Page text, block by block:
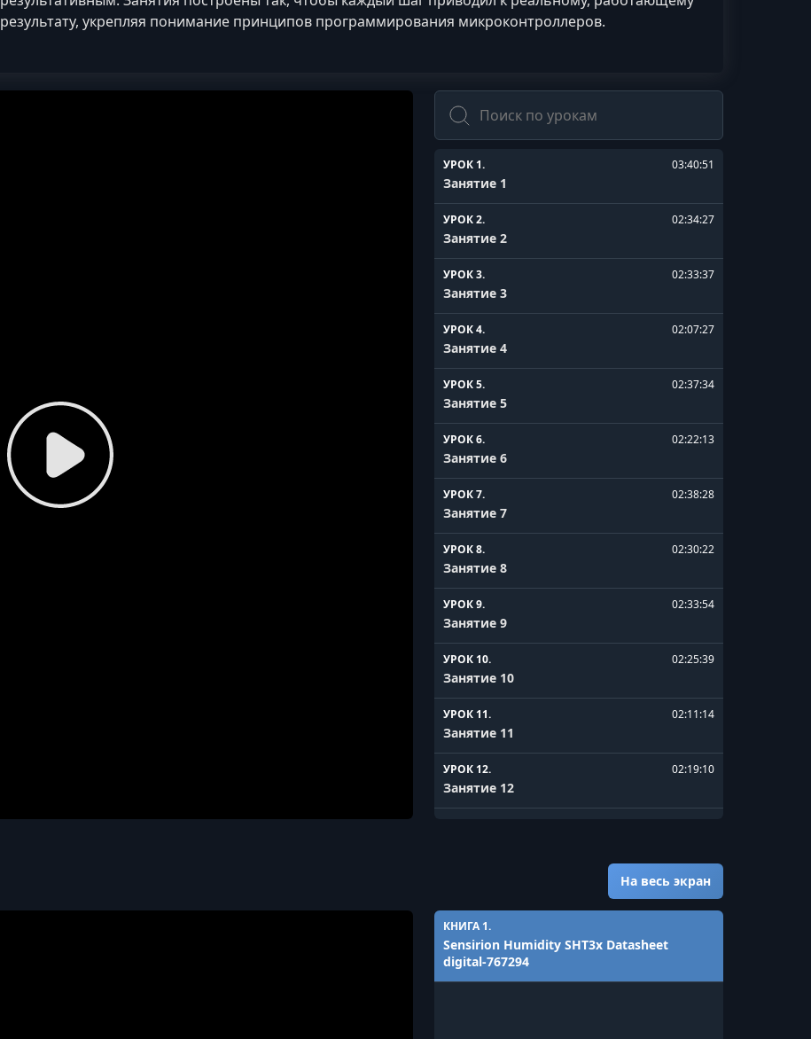
результату, укрепляя понимание принципов программирования микроконтроллеров.
Поиск
УРОК 1. 03:40:51
Занятие 1
УРОК 2. 02:34:27
Занятие 2
УРОК 3. 02:33:37
Занятие 3
УРОК 4. 02:07:27
Занятие 4
УРОК 5. 02:37:34
Занятие 5
УРОК 6. 02:22:13
Занятие 6
УРОК 7. 02:38:28
Занятие 7
УРОК 8. 02:30:22
Занятие 8
УРОК 9. 02:33:54
Занятие 9
УРОК 10. 02:25:39
Занятие 10
УРОК 11. 02:11:14
Занятие 11
УРОК 12. 02:19:10
Занятие 12
02:37:11
УРОК 15.
Занятие 15
На весь экран
КНИГА 1.
Sensirion Humidity SHT3x Datasheet
digital-767294